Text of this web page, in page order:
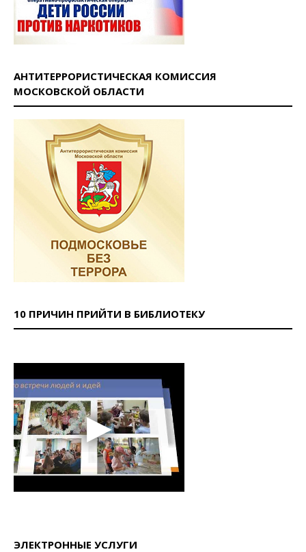
АНТИТЕРРОРИСТИЧЕСКАЯ КОМИССИЯ
МОСКОВСКОЙ ОБЛАСТИ
10 ПРИЧИН ПРИЙТИ В БИБЛИОТЕКУ
ЭЛЕКТРОННЫЕ УСЛУГИ